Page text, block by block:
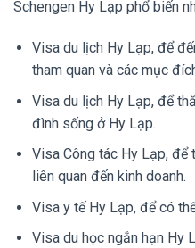
Schengen Hy Lạp phổ biến
Visa du lịch Hy Lạp, để
tham quan và các mục
Visa du lịch Hy Lạp, để
đình sống ở Hy Lạp.
Visa Công tác Hy Lạp, để
liên quan đến kinh doanh.
Visa y tế Hy Lạp, để có
Visa du học ngắn hạn Hy